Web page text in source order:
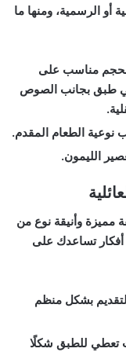
أو الرسمية، ومنها ما
بحجم مناسب على
طبق بجانب الصوص
نوعية الطعام المقدم.
الليمون.
مميزة وأنيقة نوع من
أفكار تساعدك على
بشكل منظم
تعطي للطبق شكلًا